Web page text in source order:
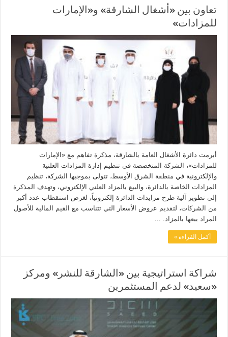
تعاون بين «أشغال الشارقة» و«الإمارات
للمزادات»
أبرمت دائرة الأشغال العامة بالشارقة، مذكرة تفاهم مع «الإمارات
للمزادات»، الشركة المتخصصة في تنظيم إدارة المزادات العلنية
والإلكترونية في منطقة الشرق الأوسط، تتولى بموجبها الشركة، تنظيم
المزادات الخاصة بالدائرة، والبيع بالمزاد العلني الإلكتروني، وتهدف المذكرة
إلى تطوير آلية طرح مزايدات الدائرة إلكترونياً، لغرض استقطاب عدد أكبر
من الشركات، لتقديم عروض الأسعار التي تتناسب مع القيم المالية للأصول
المراد بيعها بالمزاد. ...
أكمل القراءة »
شراكة استراتيجية بين «الشارقة للنشر» ومركز
«سعيد» لدعم المستثمرين